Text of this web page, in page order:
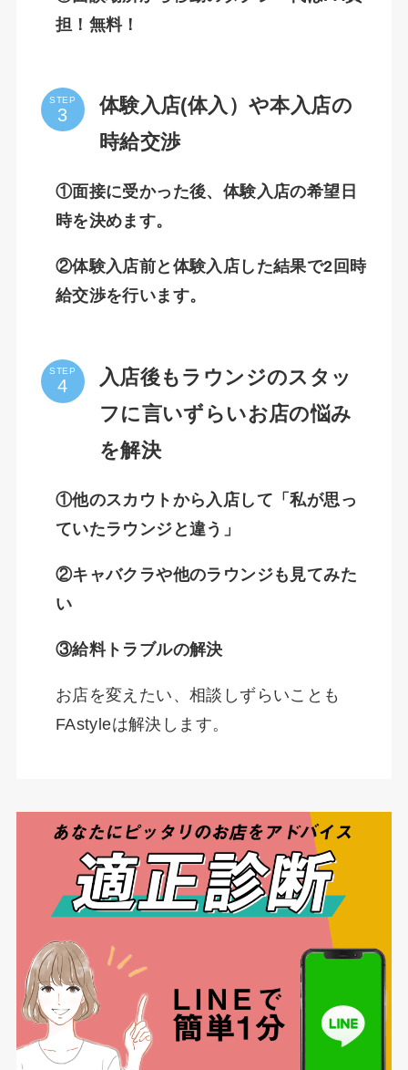
担！無料！
STEP
体験入店(体入）や本入店の
時給交渉
①面接に受かった後、体験入店の希望日
時を決めます。
②体験入店前と体験入店した結果で2回時
給交渉を行います。
STEP
入店後もラウンジのスタッ
フに言いずらいお店の悩み
を解決
①他のスカウトから入店して「私が思っ
ていたラウンジと違う」
②キャバクラや他のラウンジも見てみた
い
③給料トラブルの解決
お店を変えたい、相談しずらいことも
FAstyleは解決します。